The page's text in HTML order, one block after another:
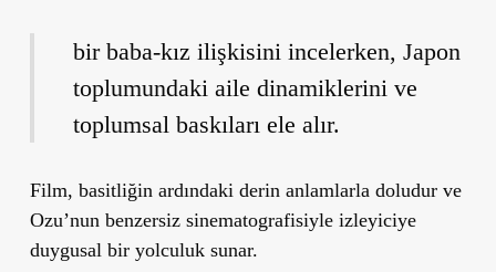
bir baba-kız ilişkisini incelerken, Japon
toplumundaki aile dinamiklerini ve
toplumsal baskıları ele alır.
Film, basitliğin ardındaki derin anlamlarla doludur ve
Ozu’nun benzersiz sinematografisiyle izleyiciye
duygusal bir yolculuk sunar.